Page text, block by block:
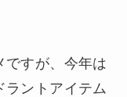
ですが、今年は
ントアイテム